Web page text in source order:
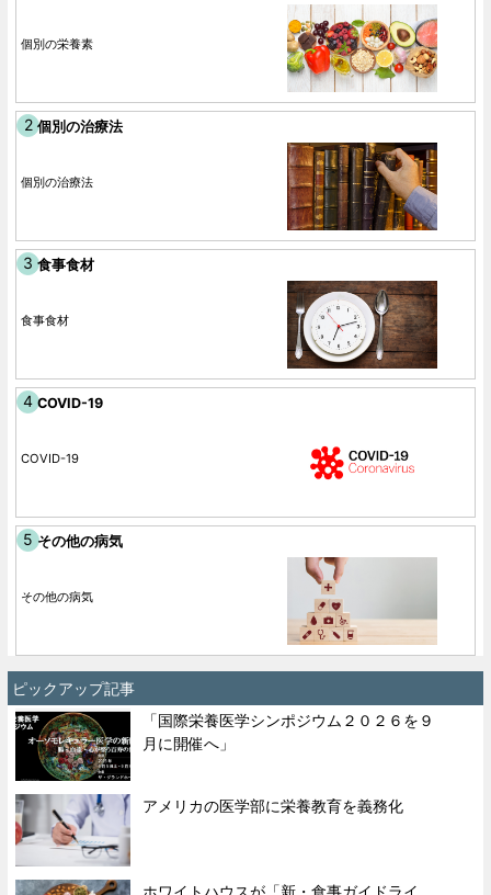
個別の栄養素
個別の治療法
個別の治療法
食事食材
食事食材
COVID-19
COVID-19
その他の病気
その他の病気
ピックアップ記事
「国際栄養医学シンポジウム２０２６を９
月に開催へ」
アメリカの医学部に栄養教育を義務化